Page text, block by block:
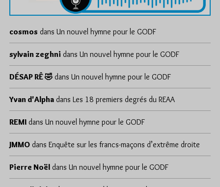
cosmos dans Un nouvel hymne pour le GODF
sylvain zeghni dans Un nouvel hymne pour le GODF
DÉSAP RÊ 🤣 dans Un nouvel hymne pour le GODF
Yvan d'Alpha dans Les 18 premiers degrés du REAA
REMI dans Un nouvel hymne pour le GODF
JMMO dans Enquête sur les francs-maçons d’extrême droite
Pierre Noël dans Un nouvel hymne pour le GODF